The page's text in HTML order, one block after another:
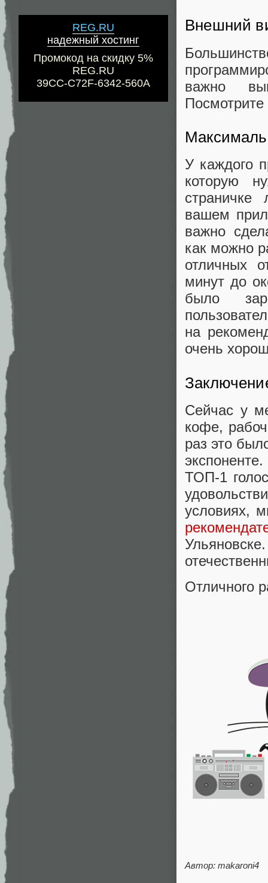
REG.RU
надежный хостинг
Промокод на скидку 5%
REG.RU
39CC-C72F-6342-560A
Внешний
важно
У каждого
которую
вашем
важно
как можно
отличных
минут до
было
на
очень
Сейчас у
кофе,
раз это
ТОП-1
условиях,
Отличного
Автор: makaroni4